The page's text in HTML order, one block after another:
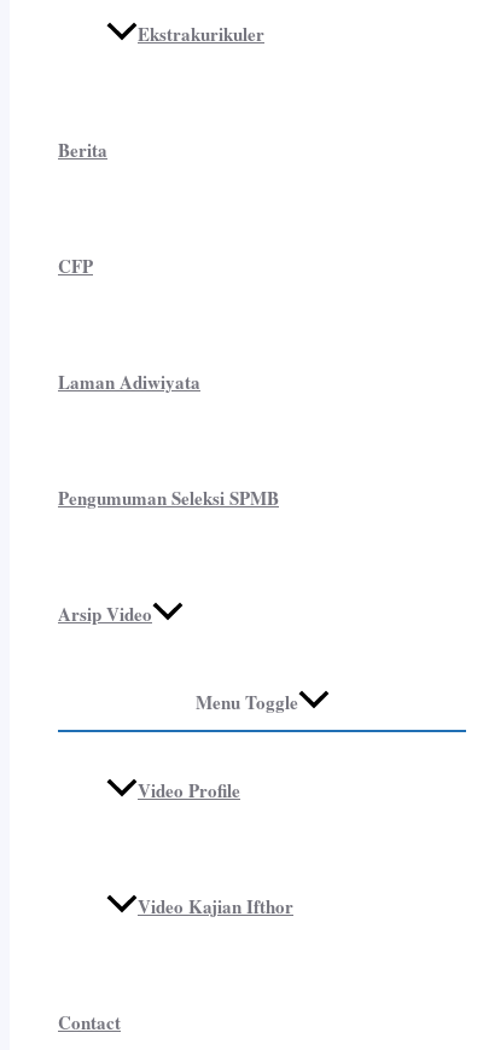
Ekstrakurikuler
Berita
CFP
Laman Adiwiyata
Pengumuman Seleksi SPMB
Arsip Video
Menu Toggle
Video Profile
Video Kajian Ifthor
Contact